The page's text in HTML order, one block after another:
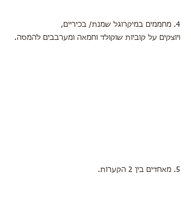
4. מחממים במיקרוגל שמנת/ בכיריים,
ויוצקים על קוביות שוקולד וחמאה ומערבבים להמסה.
5. מאחדים בין 2 הקערות.